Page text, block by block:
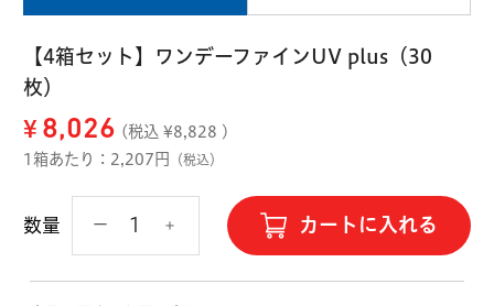
【4箱セット】ワンデーファインUV plus（30
枚）
¥ 8,026 (税込 ¥8,828 )
1箱あたり：2,207円
（税込）
数量 カートに入れる